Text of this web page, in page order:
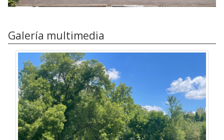
Galería multimedia